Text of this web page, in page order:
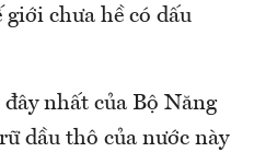
chưa hề có dấu
nhất của Bộ Năng
dầu thô của nước này